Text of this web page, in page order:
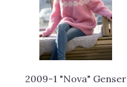
2009-1 "Nova" Genser